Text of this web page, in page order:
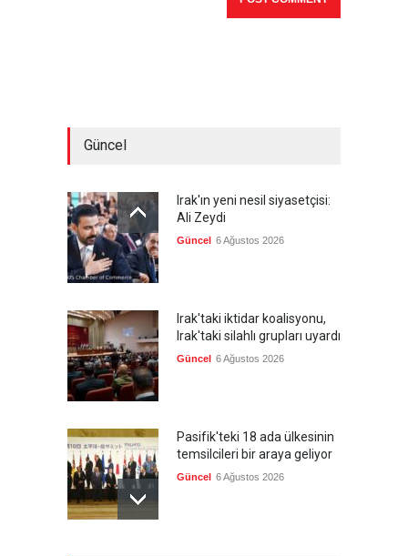
Güncel
Irak'ın yeni nesil siyasetçisi:
Ali Zeydi
Güncel 6 Ağustos 2026
Irak'taki iktidar koalisyonu,
Irak'taki silahlı grupları uyardı
Güncel 6 Ağustos 2026
Pasifik'teki 18 ada ülkesinin
temsilcileri bir araya geliyor
Güncel 6 Ağustos 2026